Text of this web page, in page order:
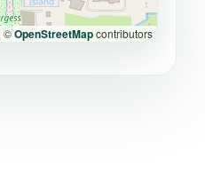
©OpenStreetMapcontributors